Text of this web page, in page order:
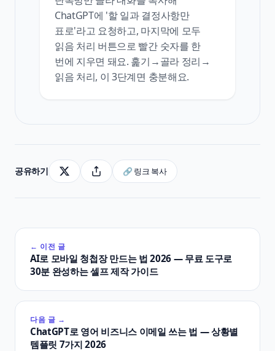
ChatGPT에 '할 일과 결정사항만
표로'라고 요청하고, 마지막에 모두
읽음 처리 버튼으로 빨간 숫자를 한
번에 지우면 돼요. 훑기→골라 정리→
읽음 처리, 이 3단계면 충분해요.
공유하기 🔗 링크 복사
← 이전 글
AI로 모바일 청첩장 만드는 법 2026 — 무료 도구로
30분 완성하는 셀프 제작 가이드
다음 글 →
ChatGPT로 영어 비즈니스 이메일 쓰는 법 — 상황별
템플릿 7가지 2026